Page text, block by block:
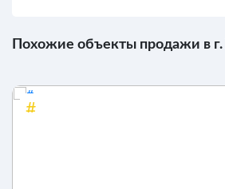
Похожие объекты продажи в г.